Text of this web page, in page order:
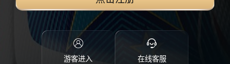
游客进入 在线客服